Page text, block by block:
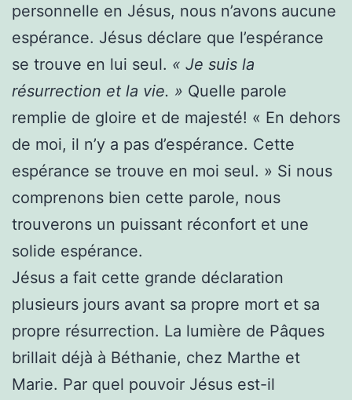
personnelle en Jésus, nous n’avons aucune
espérance. Jésus déclare que l’espérance
se trouve en lui seul. « Je suis la
résurrection et la vie. » Quelle parole
remplie de gloire et de majesté! « En dehors
de moi, il n’y a pas d’espérance. Cette
espérance se trouve en moi seul. » Si nous
comprenons bien cette parole, nous
trouverons un puissant réconfort et une
solide espérance.
Jésus a fait cette grande déclaration
plusieurs jours avant sa propre mort et sa
propre résurrection. La lumière de Pâques
brillait déjà à Béthanie, chez Marthe et
Marie. Par quel pouvoir Jésus est-il